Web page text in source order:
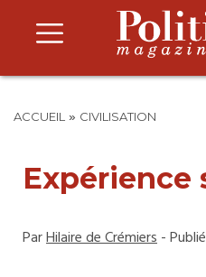
ACCUEIL » CIVILISATION
Expérience
ParHilaire de Crémiers-